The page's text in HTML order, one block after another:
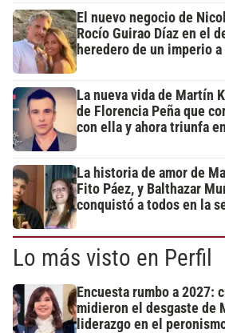
El nuevo negocio de
Rocío Guirao Díaz en el
heredero de un imperio
La nueva vida de Martín
de Florencia Peña que
con ella y ahora triunfa
La historia de amor de
Fito Páez, y Balthazar
conquistó a todos en la
Lo más visto en Perfil
Encuesta rumbo a 2027:
midieron el desgaste de
liderazgo en el